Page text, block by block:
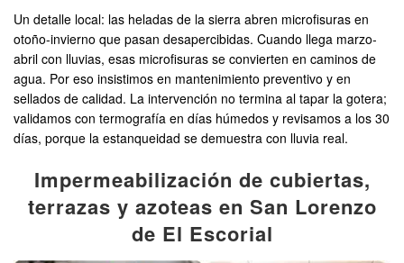
Un detalle local: las heladas de la sierra abren microfisuras en
otoño-invierno que pasan desapercibidas. Cuando llega marzo-
abril con lluvias, esas microfisuras se convierten en caminos de
agua. Por eso insistimos en mantenimiento preventivo y en
sellados de calidad. La intervención no termina al tapar la gotera;
validamos con termografía en días húmedos y revisamos a los 30
días, porque la estanqueidad se demuestra con lluvia real.
Impermeabilización de cubiertas,
terrazas y azoteas en San Lorenzo
de El Escorial